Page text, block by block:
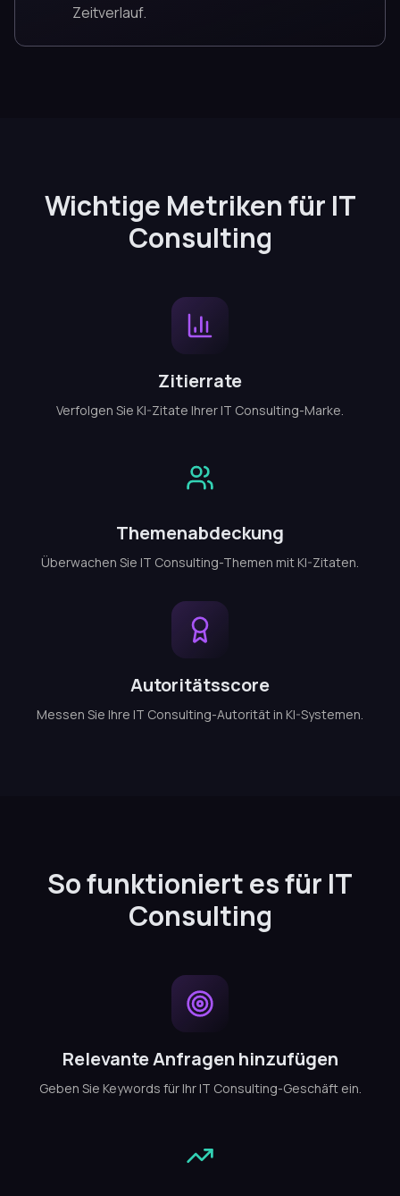
Zeitverlauf.
Wichtige Metriken für IT
Consulting
Zitierrate
Verfolgen Sie KI-Zitate Ihrer IT Consulting-Marke.
Themenabdeckung
Überwachen Sie IT Consulting-Themen mit KI-Zitaten.
Autoritätsscore
Messen Sie Ihre IT Consulting-Autorität in KI-Systemen.
So funktioniert es für IT
Consulting
Relevante Anfragen hinzufügen
Geben Sie Keywords für Ihr IT Consulting-Geschäft ein.